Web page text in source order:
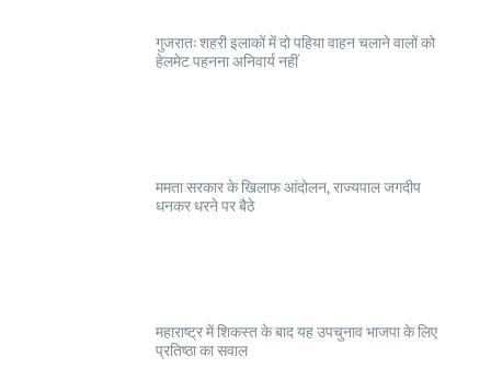
गुजरात: शहरी इलाकों में दो पहिया वाहन चलाने वालों को
हेलमेट पहनना अनिवार्य नहीं
ममता सरकार के खिलाफ आंदोलन, राज्यपाल जगदीप
धनकर धरने पर बैठे
महाराष्ट्र में शिकस्त के बाद यह उपचुनाव भाजपा के लिए
प्रतिष्ठा का सवाल